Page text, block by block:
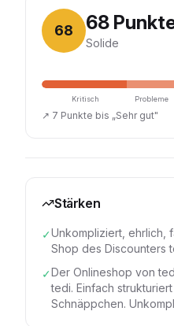
68 68
Solide
Kritisch Probleme
↗ 7 Punkte bis „Sehr gut"
Stärken
✓Unkompliziert, ehrlich,
Shop des Discounters
✓Der Onlineshop von
tedi. Einfach
Schnäppchen.